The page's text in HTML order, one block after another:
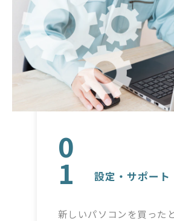
0
1 設定・サポート
新しいパソコンを買った